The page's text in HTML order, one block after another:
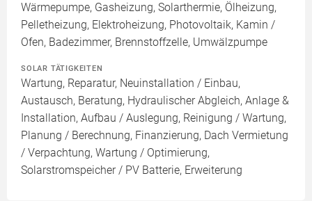
Wärmepumpe, Gasheizung, Solarthermie, Ölheizung,
Pelletheizung, Elektroheizung, Photovoltaik, Kamin /
Ofen, Badezimmer, Brennstoffzelle, Umwälzpumpe
SOLAR TÄTIGKEITEN
Wartung, Reparatur, Neuinstallation / Einbau,
Austausch, Beratung, Hydraulischer Abgleich, Anlage &
Installation, Aufbau / Auslegung, Reinigung / Wartung,
Planung / Berechnung, Finanzierung, Dach Vermietung
/ Verpachtung, Wartung / Optimierung,
Solarstromspeicher / PV Batterie, Erweiterung